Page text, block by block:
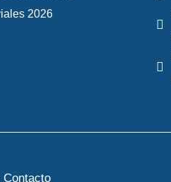
2026
Contacto